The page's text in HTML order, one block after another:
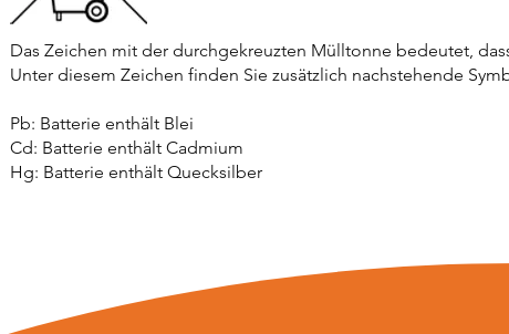
Das Zeichen mit der durchgekreuzten Mülltonne bedeutet,
Unter diesem Zeichen finden Sie zusätzlich nachstehende
Pb: Batterie enthält Blei
Cd: Batterie enthält Cadmium
Hg: Batterie enthält Quecksilber